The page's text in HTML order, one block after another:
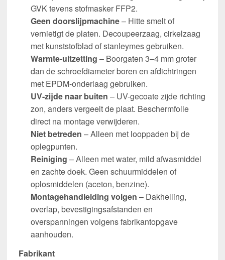
GVK tevens stofmasker FFP2.
Geen doorslijpmachine– Hitte smelt of
vernietigt de platen. Decoupeerzaag, cirkelzaag
met kunststofblad of stanleymes gebruiken.
Warmte-uitzetting – Boorgaten 3–4 mm groter
dan de schroefdiameter boren en afdichtringen
met EPDM-onderlaag gebruiken.
UV-zijde naar buiten – UV-gecoate zijde richting
zon, anders vergeelt de plaat. Beschermfolie
direct na montage verwijderen.
Niet betreden – Alleen met looppaden bij de
oplegpunten.
Reiniging – Alleen met water, mild afwasmiddel
en zachte doek. Geen schuurmiddelen of
oplosmiddelen (aceton, benzine).
Montagehandleiding volgen – Dakhelling,
overlap, bevestigingsafstanden en
overspanningen volgens fabrikantopgave
aanhouden.
Fabrikant